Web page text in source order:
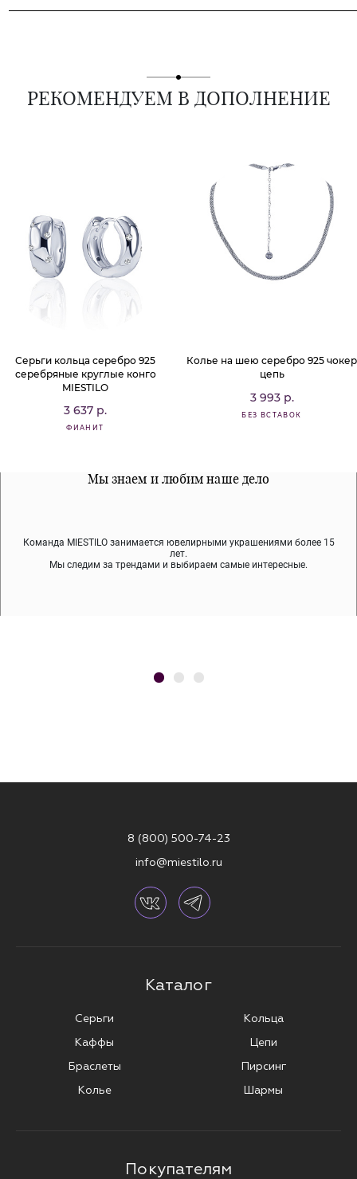
РЕКОМЕНДУЕМ В ДОПОЛНЕНИЕ
Серьги кольца серебро 925
серебряные круглые конго
MIESTILO
3 637 р.
ФИАНИТ
Колье на шею серебро 925 чокер
цепь
3 993 р.
БЕЗ ВСТАВОК
Мы знаем и любим наше дело
Команда MIESTILO занимается ювелирными украшениями более 15
лет.
Мы следим за трендами и выбираем самые интересные.
Все наши материалы гипоалергенны
Мы используем покрытие (родий, ювелирный сплав), которое не
содержит никеля и свинца — это исключает аллергию.
Примерка перед покупкой
Во время доставки спокойно примеряйте украшения, выбирайте те,
что вам нравятся, остальные заберёт курьер.
8 (800) 500-74-23
info@miestilo.ru
Каталог
Серьги
Каффы
Браслеты
Колье
Кольца
Цепи
Пирсинг
Шармы
Покупателям